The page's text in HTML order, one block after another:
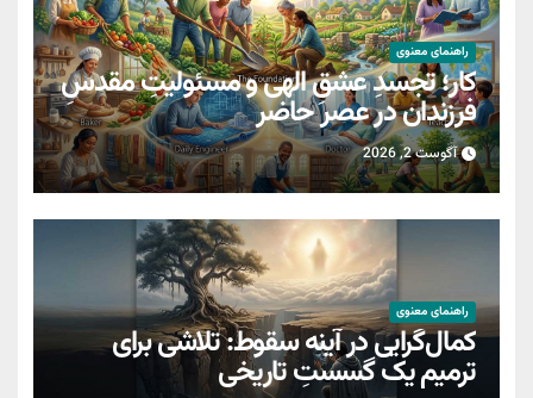
راهنمای معنوی
کار؛ تجسدِ عشقِ الهی و مسئولیتِ مقدسِ
فرزندان در عصر حاضر
آگوست 2, 2026
راهنمای معنوی
کمال‌گرایی در آینه سقوط: تلاشی برای
ترمیمِ یک گسستِ تاریخی